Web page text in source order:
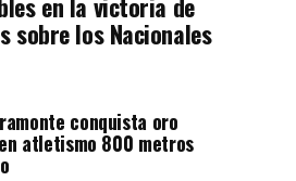
sobre los Nacionales
conquista oro
atletismo 800 metros